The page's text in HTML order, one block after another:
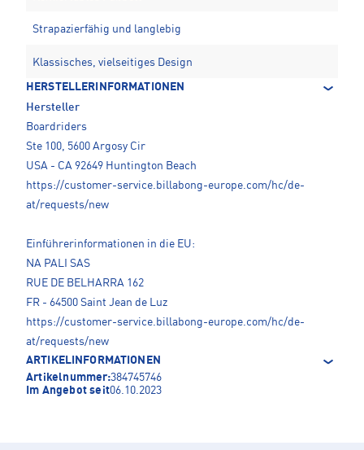
Strapazierfähig und langlebig
Klassisches, vielseitiges Design
HERSTELLERINFORMATIONEN
Hersteller
Boardriders
Ste 100, 5600 Argosy Cir
USA - CA 92649 Huntington Beach
https://customer-service.billabong-europe.com/hc/de-
at/requests/new
Einführerinformationen in die EU:
NA PALI SAS
RUE DE BELHARRA 162
FR - 64500 Saint Jean de Luz
https://customer-service.billabong-europe.com/hc/de-
at/requests/new
ARTIKELINFORMATIONEN
Artikelnummer:384745746
Im Angebot seit06.10.2023